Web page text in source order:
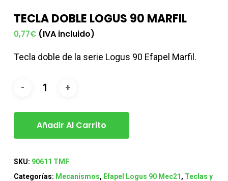
TECLA DOBLE LOGUS 90 MARFIL
0,77€ (IVA incluido)
Tecla doble de la serie Logus 90 Efapel Marfil.
Añadir Al Carrito
SKU: 90611 TMF
Categorías: Mecanismos, Efapel Logus 90 Mec21, Teclas y